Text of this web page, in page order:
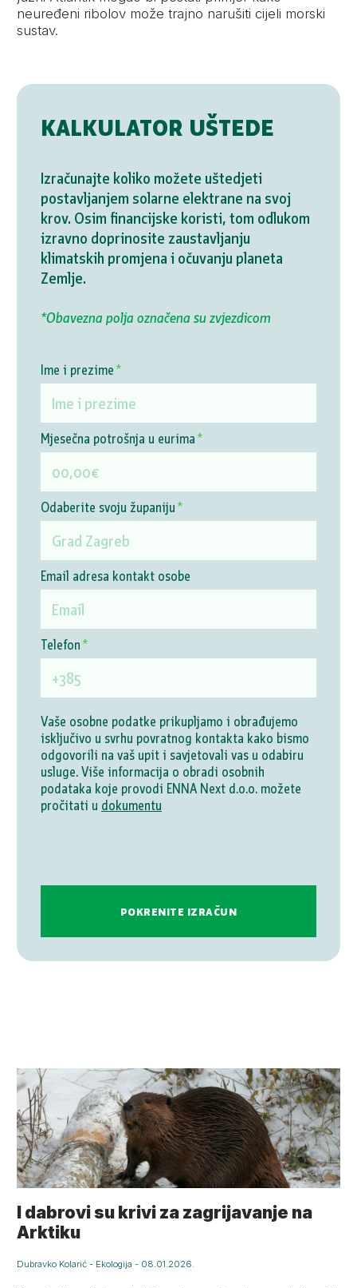
neuređeni ribolov može trajno narušiti cijeli morski
sustav.
I dabrovi su krivi za zagrijavanje na
Arktiku
Dubravko Kolarić - Ekologija - 08.01.2026.